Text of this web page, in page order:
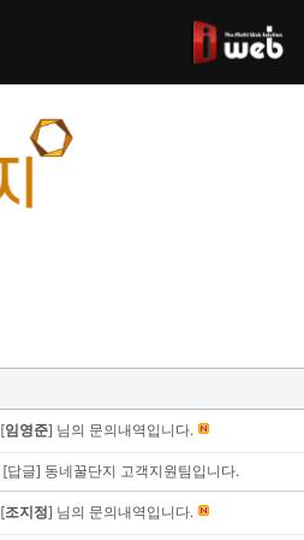
[임영준] 님의 문의내역입니다.
[답글] 동네꿀단지 고객지원팀입니다.
[조지정] 님의 문의내역입니다.